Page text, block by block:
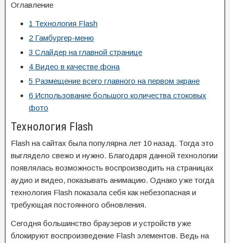
Оглавление
1 Технология Flash
2 Гамбургер-меню
3 Слайдер на главной странице
4Видео в качестве фона
5 Размещение всего главного на первом экране
6 Использование большого количества стоковых
фото
Технология Flash
Flash на сайтах была популярна лет 10 назад. Тогда это
выглядело свежо и нужно. Благодаря данной технологии
появлялась возможность воспроизводить на страницах
аудио и видео, показывать анимацию. Однако уже тогда
технология Flash показала себя как небезопасная и
требующая постоянного обновления.
Сегодня большинство браузеров и устройств уже
блокируют воспроизведение Flash элементов. Ведь на